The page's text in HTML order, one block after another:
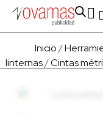
Inicio/
linternas/Cintas